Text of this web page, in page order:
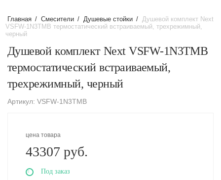
Главная / Смесители / Душевые стойки / Душевой комплект Next
VSFW-1N3TMB термостатический встраиваемый, трехрежимный,
черный
Душевой комплект Next VSFW-1N3TMB
термостатический встраиваемый,
трехрежимный, черный
Артикул: VSFW-1N3TMB
цена товара
43307 руб.
Под заказ